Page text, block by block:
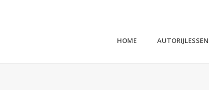
HOME AUTORIJLESSEN